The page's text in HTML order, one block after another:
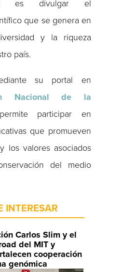
es divulgar el
que se genera en
y la riqueza
país.
su portal en
Nacional de la
participar en
que promueven
los valores asociados
del medio
INTERESAR
Carlos Slim y el
del MIT y
cooperación
genómica